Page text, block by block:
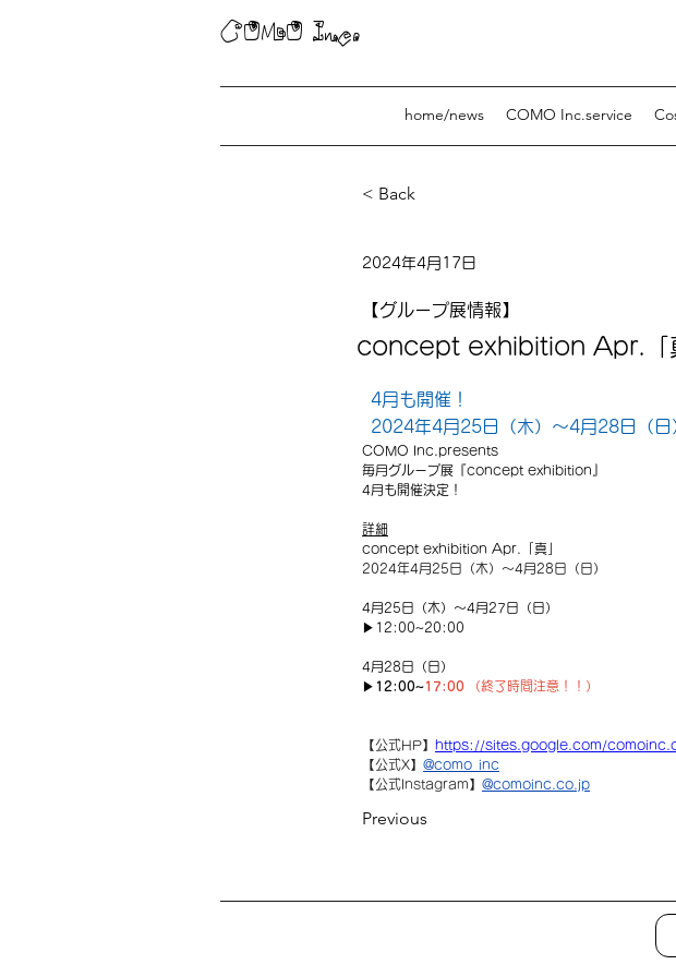
COMO Inc.
home/news COMO Inc.service
< Back
2024年4月17日
【グループ展情報】
concept exhibition Apr.「
4月も開催！
2024年4月25日（木）〜4月28日（日
COMO Inc.presents
毎月グループ展『concept exhibition』
4月も開催決定！
詳細
concept exhibition Apr.「真」
2024年4月25日（木）〜4月28日（日）
4月25日（木）〜4月27日（日）
▶︎ 12:00~20:00
4月28日（日）
▶︎ 12:00~17:00 （終了時間注意！！）
【公式HP】 https://sites.google.com/
【公式X】 @como_inc
【公式Instagram】 @comoinc.co.jp
Previous